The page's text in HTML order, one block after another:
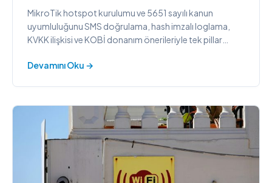
MikroTik hotspot kurulumu ve 5651 sayılı kanun
uyumluluğunu SMS doğrulama, hash imzalı loglama,
KVKK ilişkisi ve KOBİ donanım önerileriyle tek pillar
Devamını Oku →